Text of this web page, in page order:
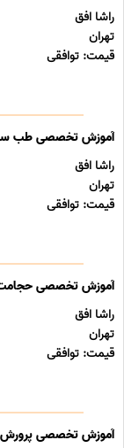
راشا افق
تهران
قیمت: توافقی
آموزش تخصصی طب
راشا افق
تهران
قیمت: توافقی
آموزش تخصصی
راشا افق
تهران
قیمت: توافقی
آموزش تخصصی پرورش